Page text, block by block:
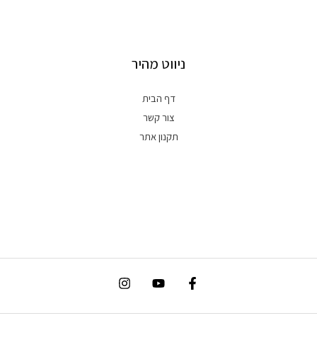
ניווט מהיר
דף הבית
צור קשר
תקנון אתר